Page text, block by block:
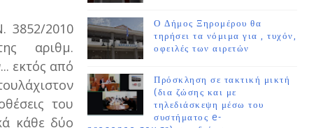
3852/2010
αριθμ.
εκτός από
του
κάθε δύο
Ο Δήμος Ξηρομέρου θα
τηρήσει τα νόμιμα για , τυχόν,
οφειλές των αιρετών
Πρόσκληση σε τακτική μικτή
(δια ζώσης και με
τηλεδιάσκεψη μέσω του
συστήματος e-